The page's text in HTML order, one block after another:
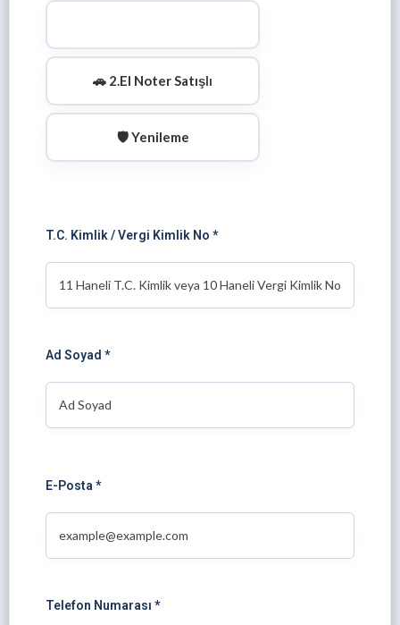
🚗 2.El Noter Satışlı
🛡️ Yenileme
T.C. Kimlik / Vergi Kimlik No *
Ad Soyad *
E-Posta *
Telefon Numarası *